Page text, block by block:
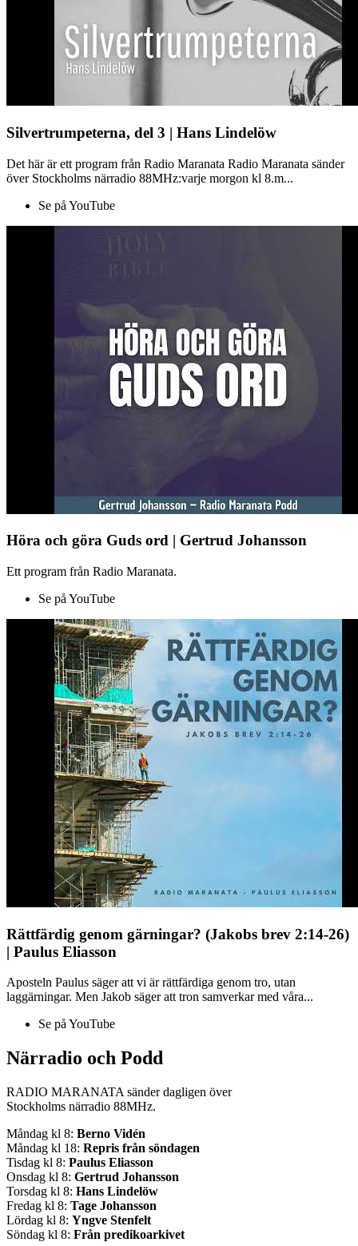
Silvertrumpeterna, del 3 | Hans Lindelöw
Det här är ett program från Radio Maranata Radio Maranata sänder
över Stockholms närradio 88MHz:varje morgon kl 8.m...
Se på YouTube
Höra och göra Guds ord | Gertrud Johansson
Ett program från Radio Maranata.
Se på YouTube
Rättfärdig genom gärningar? (Jakobs brev 2:14-26)
| Paulus Eliasson
Aposteln Paulus säger att vi är rättfärdiga genom tro, utan
laggärningar. Men Jakob säger att tron samverkar med våra...
Se på YouTube
Närradio och Podd
RADIO MARANATA sänder dagligen över
Stockholms närradio 88MHz.
Måndag kl 8: Berno Vidén
Måndag kl 18: Repris från söndagen
Tisdag kl 8: Paulus Eliasson
Onsdag kl 8: Gertrud Johansson
Torsdag kl 8: Hans Lindelöw
Fredag kl 8: Tage Johansson
Lördag kl 8: Yngve Stenfelt
Söndag kl 8: Från predikoarkivet